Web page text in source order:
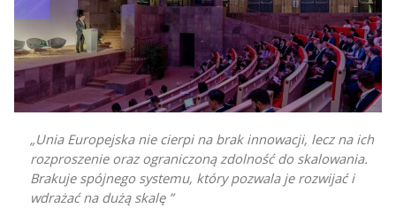
Unia Europejska nie cierpi na brak innowacji, lecz na ich
rozproszenie oraz ograniczoną zdolność do skalowania.
Brakuje spójnego systemu, który pozwala je rozwijać i
wdrażać na dużą skalę